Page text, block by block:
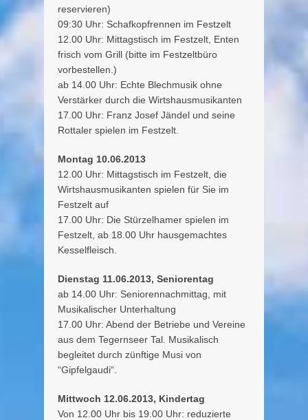
reservieren)
09:30 Uhr: Schafkopfrennen im Festzelt
12.00 Uhr: Mittagstisch im Festzelt, Enten
frisch vom Grill (bitte im Festzeltbüro
vorbestellen.)
ab 14.00 Uhr: Echte Blechmusik ohne
Verstärker durch die Wirtshausmusikanten
17.00 Uhr: Franz Josef Jändel und seine
Rottaler spielen im Festzelt.
Montag 10.06.2013
12.00 Uhr: Mittagstisch im Festzelt, die
Wirtshausmusikanten spielen für Sie im
Festzelt auf
17.00 Uhr: Die Stürzelhamer spielen im
Festzelt, ab 18.00 Uhr hausgemachtes
Kesselfleisch.
Dienstag 11.06.2013, Seniorentag
ab 14.00 Uhr: Seniorennachmittag, mit
Musikalischer Unterhaltung
17.00 Uhr: Abend der Betriebe und Vereine
aus dem Tegernseer Tal. Musikalisch
begleitet durch zünftige Musi von
“Gipfelgaudi“.
Mittwoch 12.06.2013, Kindertag
Von 12.00 Uhr bis 19.00 Uhr: reduzierte